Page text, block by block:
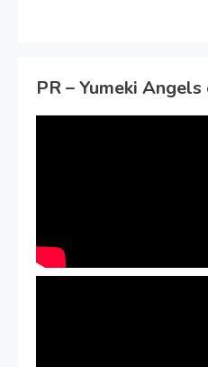
PR – Yumeki